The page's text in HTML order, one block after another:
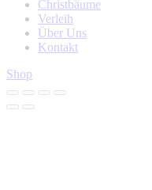
Christbäume
Verleih
Über Uns
Kontakt
Shop